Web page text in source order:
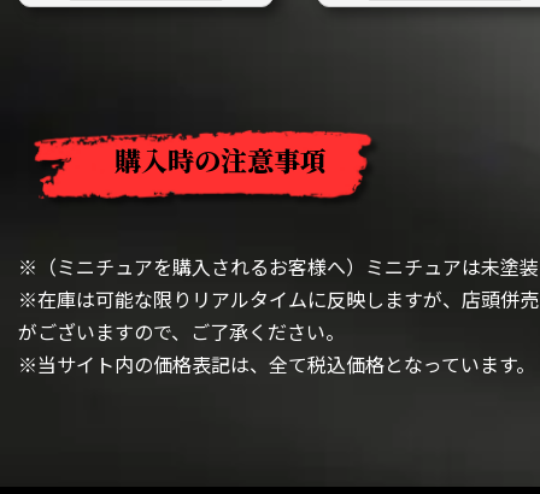
購入時の注意事項
※（ミニチュアを購入されるお客様へ）ミニチュアは未塗
※在庫は可能な限りリアルタイムに反映しますが、店頭併
がございますので、ご了承ください。
※当サイト内の価格表記は、全て税込価格となっています。